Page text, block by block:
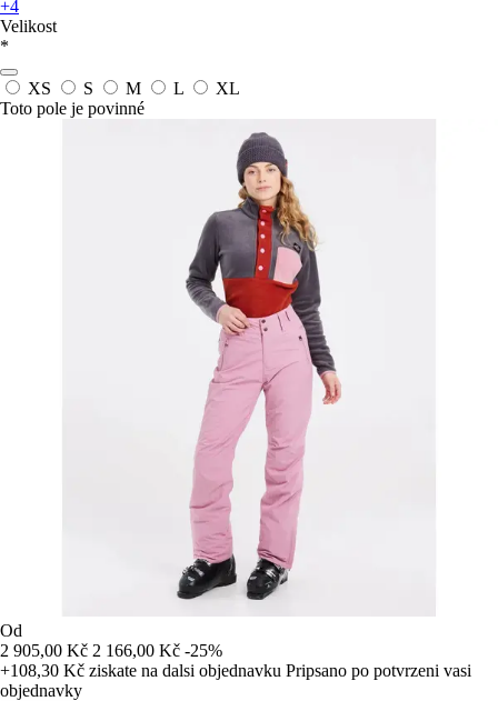
+4
Velikost
*
XS S M L
XL
Toto pole je povinné
Od
2 905,00 Kč 2 166,00 Kč -25%
+108,30 Kč ziskate na dalsi objednavku Pripsano po potvrzeni vasi
objednavky